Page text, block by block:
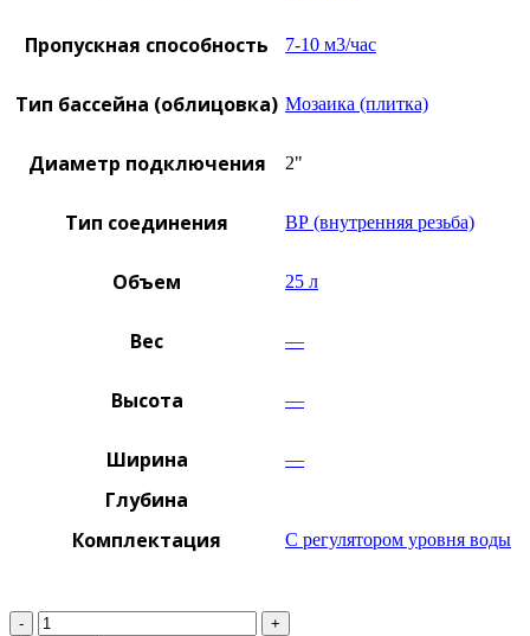
Пропускная способность 7-10 м3/час
Тип бассейна (облицовка) Мозаика (плитка)
Диаметр подключения 2"
Тип соединения ВР (внутренняя резьба)
Объем 25 л
Вес —
Высота —
Ширина —
Глубина
Комплектация
С регулятором уровня воды
Количество